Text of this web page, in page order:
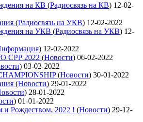
на КВ (Радиосвязь на КВ) 12-02-
(Радиосвязь на УКВ) 12-02-2022
на УКВ (Радиосвязь на УКВ) 12-
) 12-02-2022
СРР 2022 (Новости) 06-02-2022
) 03-02-2022
(Новости) 30-01-2022
(Новости) 29-01-2022
) 28-01-2022
) 01-01-2022
Рождеством, 2022 ! (Новости) 29-12-